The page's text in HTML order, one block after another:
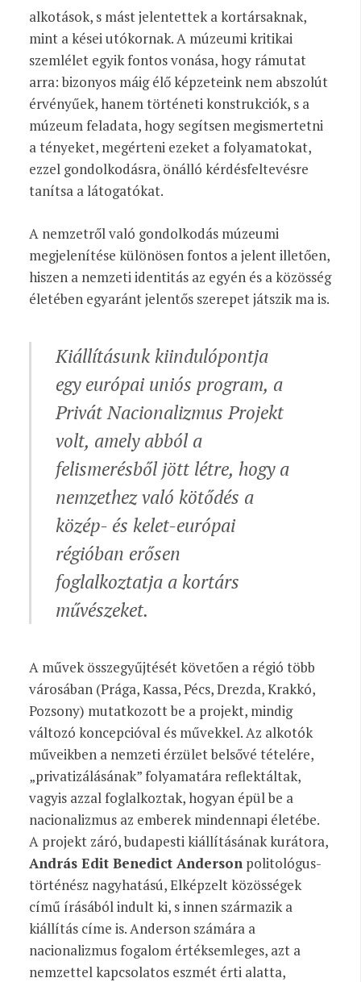
alkotások, s mást jelentettek a kortársaknak,
mint a kései utókornak. A múzeumi kritikai
szemlélet egyik fontos vonása, hogy rámutat
arra: bizonyos máig élő képzeteink nem abszolút
érvényűek, hanem történeti konstrukciók, s a
múzeum feladata, hogy segítsen megismertetni
a tényeket, megérteni ezeket a folyamatokat,
ezzel gondolkodásra, önálló kérdésfeltevésre
tanítsa a látogatókat.
A nemzetről való gondolkodás múzeumi
megjelenítése különösen fontos a jelent illetően,
hiszen a nemzeti identitás az egyén és a közösség
életében egyaránt jelentős szerepet játszik ma is.
Kiállításunk kiindulópontja
egy európai uniós program, a
Privát Nacionalizmus Projekt
volt, amely abból a
felismerésből jött létre, hogy a
nemzethez való kötődés a
közép- és kelet-európai
régióban erősen
foglalkoztatja a kortárs
művészeket.
A művek összegyűjtését követően a régió több
városában (Prága, Kassa, Pécs, Drezda, Krakkó,
Pozsony) mutatkozott be a projekt, mindig
változó koncepcióval és művekkel. Az alkotók
műveikben a nemzeti érzület belsővé tételére,
„privatizálásának” folyamatára reflektáltak,
vagyis azzal foglalkoztak, hogyan épül be a
nacionalizmus az emberek mindennapi életébe.
A projekt záró, budapesti kiállításának kurátora,
András Edit Benedict Andersonpolitológus-
történész nagyhatású, Elképzelt közösségek
című írásából indult ki, s innen származik a
kiállítás címe is. Anderson számára a
nacionalizmus fogalom értéksemleges, azt a
nemzettel kapcsolatos eszmét érti alatta,